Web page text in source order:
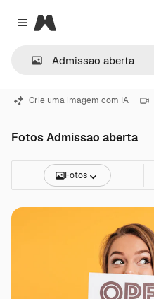
Close menu
Magnific
Crie uma imagem com IA
Fotos Admissao aberta
Fotos